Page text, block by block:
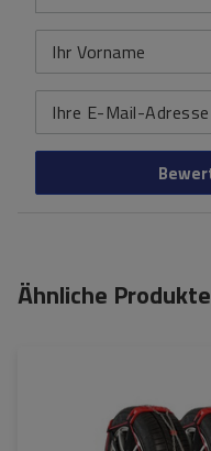
Ihr Vorname
Ihre E-Mail-Adresse
Ähnliche Produkte
Montagemethode:
Selbstspannsystem:
ja